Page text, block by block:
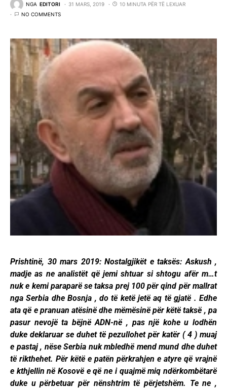
NGA EDITORI 31 MARS, 2019
10 MINUTA PËR TË LEXUAR
NO COMMENTS
Prishtinë, 30 mars 2019: Nostalgjikët e taksës: Askush ,
madje as ne analistët që jemi shtuar si shtogu afër m…t
nuk e kemi paraparë se taksa prej 100 për qind për mallrat
nga Serbia dhe Bosnja , do të ketë jetë aq të gjatë . Edhe
ata që e pranuan atësinë dhe mëmësinë për këtë taksë , pa
pasur nevojë ta bëjnë ADN-në , pas një kohe u lodhën
duke deklaruar se duhet të pezullohet për katër ( 4 ) muaj
e pastaj , nëse Serbia nuk mbledhë mend mund dhe duhet
të rikthehet. Për këtë e patën përkrahjen e atyre që vrajnë
e kthjellin në Kosovë e që ne i quajmë miq ndërkombëtarë
duke u përbetuar për nënshtrim të përjetshëm. Te ne ,